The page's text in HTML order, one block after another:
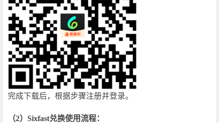
完成下载后，根据步骤注册并登录。
（2）Sixfast兑换使用流程：